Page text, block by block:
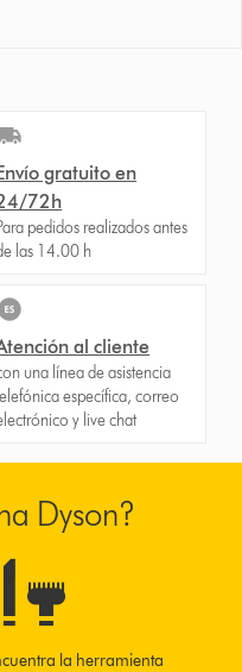
gratuito en
72h
pedidos realizados antes
las 14.00 h
al cliente
una línea de asistencia
específica, correo
y live chat
Dyson?
la herramienta